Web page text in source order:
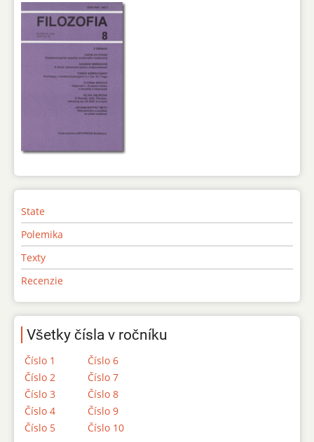
State
Polemika
Texty
Recenzie
Všetky čísla v ročníku
Číslo 1
Číslo 2
Číslo 3
Číslo 4
Číslo 5
Číslo 6
Číslo 7
Číslo 8
Číslo 9
Číslo 10